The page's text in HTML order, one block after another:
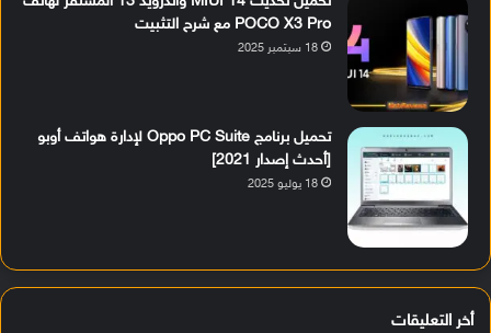
POCO X3 Pro مع شرح التثبيت
18 سبتمبر 2025
تحميل برنامج Oppo PC Suite لإدارة هواتف أوبو
[أحدث إصدار 2021]
18 يوليو 2025
أخر التعليقات